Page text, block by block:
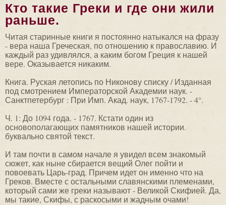
Кто такие Греки и где они жили
раньше.
Читая старинные книги я постоянно натыкался на фразу
- вера наша Греческая, по отношению к православию. И
каждый раз удивлялся, а каким богом Греция к нашей
вере. Оказывается никаким.
Книга. Руская летопись по Никонову списку / Изданная
под смотрением Императорской Академии наук. -
Санктпетербург : При Имп. Акад. наук, 1767-1792. - 4°.
Ч. 1: До 1094 года. - 1767. Кстати один из
основополагающих памятников нашей истории.
буквально святой текст.
И там почти в самом начале я увидел всем знакомый
сюжет, как ныне сбирается вещий Олег пойти и
повоевать Царь-град. Причем идет он именно что на
Греков. Вместе с остальными славянскими племенами,
который сами же греки называют - Великой Скифией. Да,
мы такие, Скифы, с раскосыми и жадным очами!